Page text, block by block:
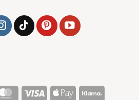
MasterCard
Visa
Apple
Klarna